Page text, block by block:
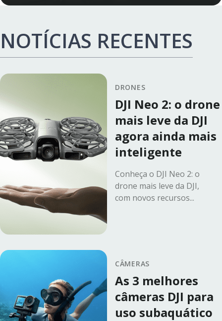
NOTÍCIAS RECENTES
DRONES
DJI Neo 2: o drone
mais leve da DJI
agora ainda mais
inteligente
Conheça o DJI Neo 2: o
drone mais leve da DJI,
com novos recursos...
CÂMERAS
As 3 melhores
câmeras DJI para
uso subaquático